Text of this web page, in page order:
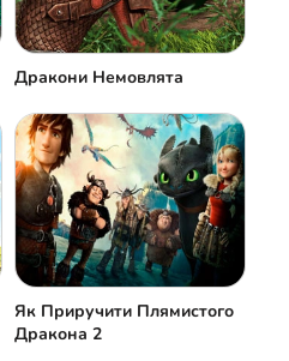
Дракони Немовлята
Як Приручити Плямистого
Дракона 2